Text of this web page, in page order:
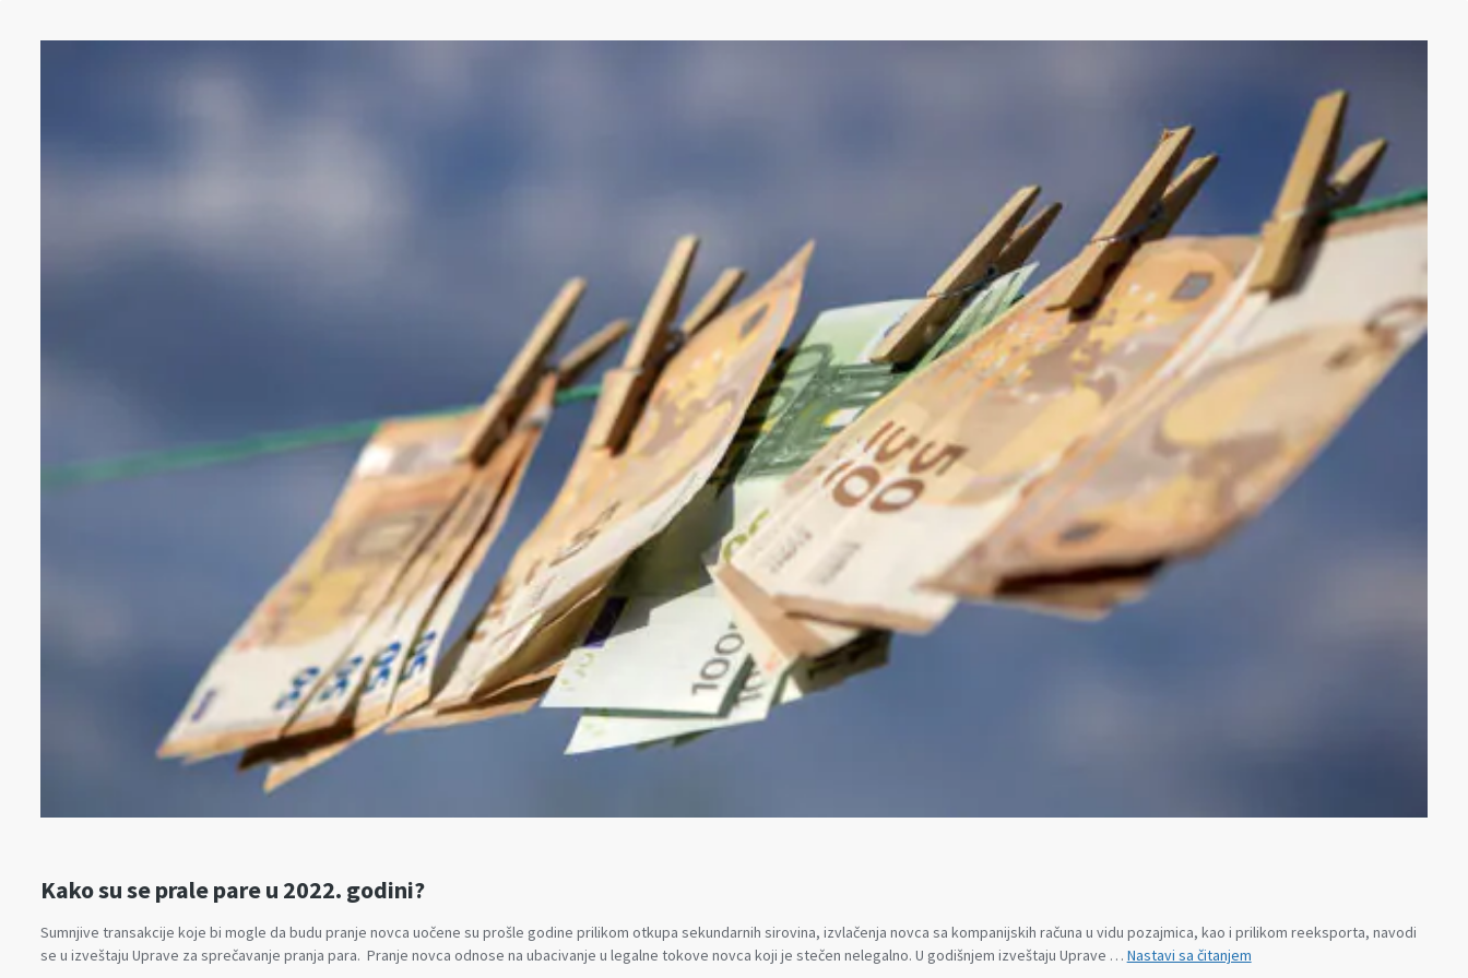
Kako su se prale pare u 2022. godini?
Sumnjive transakcije koje bi mogle da budu pranje novca uočene su prošle godine prilikom otkupa sekundarnih sirovina, izvlačenja novca sa kompanijskih računa u vidu pozajmica, kao i prilikom reeksporta, navodi
se u izveštaju Uprave za sprečavanje pranja para. Pranje novca odnose na ubacivanje u legalne tokove novca koji je stečen nelegalno. U godišnjem izveštaju Uprave … Nastavi sa čitanjemKako